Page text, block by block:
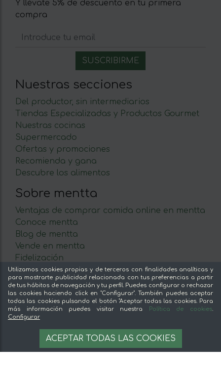
AÑADIR A LA CESTA
Y llévate 5% de descuento en tu primera
compra
Nuestras secciones
Del productor, sin intermediarios
Tiendas Especializadas y Productos Gourmet
Nuestras cocinas
Supermercado
Ofertas y promociones
Recomienda y gana
Descubre los alimentos
Sobre mentta
Ventajas de comprar comida online en mentta
Conoce mentta
Blog de mentta
Vende en mentta
Fidelización
Preguntas frecuentes
Legal
Aviso legal
Términos y condiciones
Pago seguro
Gestion de cookies
Utilizamos cookies propias y de terceros con finalidades analíticas y
para mostrarte publicidad relacionada con tus preferencias a partir
de tus hábitos de navegación y tu perfil. Puedes configurar o rechazar
las cookies haciendo click en "Configurar". También puedes aceptar
todas las cookies pulsando el botón "Aceptar todas las cookies. Para
más información puedes visitar nuestra
Política de cookies.
Configurar
ACEPTAR TODAS LAS COOKIES